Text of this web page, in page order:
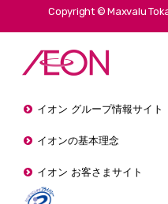
Copyright © Maxvalu
イオン グループ情報サイト
イオンの基本理念
イオン お客さまサイト